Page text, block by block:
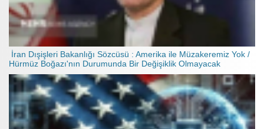
İran Dışişleri Bakanlığı Sözcüsü : Amerika ile Müzakeremiz Yok /
Hürmüz Boğazı'nın Durumunda Bir Değişiklik Olmayacak